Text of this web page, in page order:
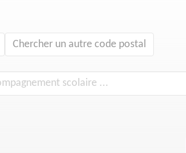
Chercher un autre code postal